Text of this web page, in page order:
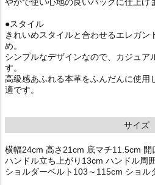
●スタイル
きれいめスタイルと合わせるエレガン
め。
シンプルなデザインなので、カジュア
す。
高級感あふれる本革をふんだんに使用
適です。
サイズ
横幅24cm 高さ21cm 底マチ11.5cm 開
ハンドル立ち上がり13cm ハンドル周
ショルダーベルト103～115cm ショル